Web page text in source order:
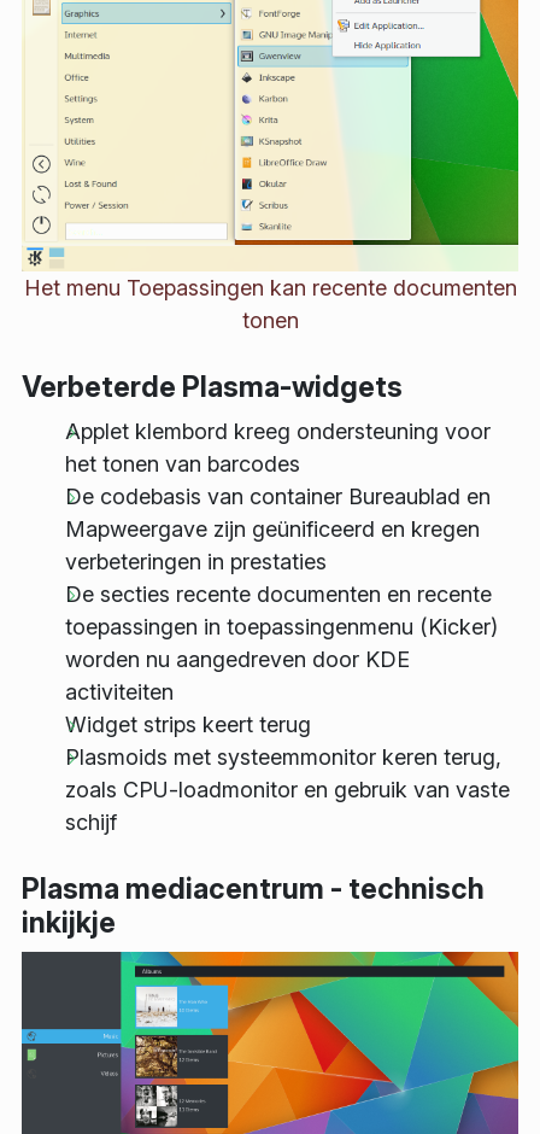
Het menu Toepassingen kan recente documenten
tonen
Verbeterde Plasma-widgets
Applet klembord kreeg ondersteuning voor
het tonen van barcodes
De codebasis van container Bureaublad en
Mapweergave zijn geünificeerd en kregen
verbeteringen in prestaties
De secties recente documenten en recente
toepassingen in toepassingenmenu (Kicker)
worden nu aangedreven door KDE
activiteiten
Widget strips keert terug
Plasmoids met systeemmonitor keren terug,
zoals CPU-loadmonitor en gebruik van vaste
schijf
Plasma mediacentrum - technisch
inkijkje